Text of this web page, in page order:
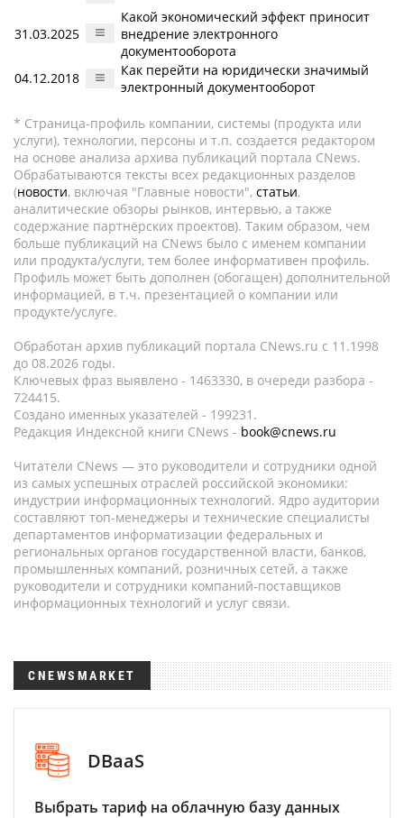
31.03.2025
Какой экономический эффект приносит
внедрение электронного
документооборота
04.12.2018
Как перейти на юридически значимый
электронный документооборот
* Страница-профиль компании, системы (продукта или
услуги), технологии, персоны и т.п. создается редактором
на основе анализа архива публикаций портала CNews.
Обрабатываются тексты всех редакционных разделов
(новости, включая "Главные новости", статьи,
аналитические обзоры рынков, интервью, а также
содержание партнёрских проектов). Таким образом, чем
больше публикаций на CNews было с именем компании
или продукта/услуги, тем более информативен профиль.
Профиль может быть дополнен (обогащен) дополнительной
информацией, в т.ч. презентацией о компании или
продукте/услуге.
Обработан архив публикаций портала CNews.ru c 11.1998
до 08.2026 годы.
Ключевых фраз выявлено - 1463330, в очереди разбора -
724415.
Создано именных указателей - 199231.
Редакция Индексной книги CNews - book@cnews.ru
Читатели CNews — это руководители и сотрудники одной
из самых успешных отраслей российской экономики:
индустрии информационных технологий. Ядро аудитории
составляют топ-менеджеры и технические специалисты
департаментов информатизации федеральных и
региональных органов государственной власти, банков,
промышленных компаний, розничных сетей, а также
руководители и сотрудники компаний-поставщиков
информационных технологий и услуг связи.
CNEWSMARKET
DBaaS
Выбрать тариф на облачную базу данных